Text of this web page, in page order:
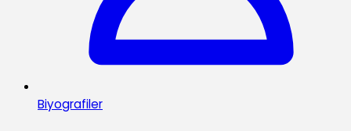
Biyografiler